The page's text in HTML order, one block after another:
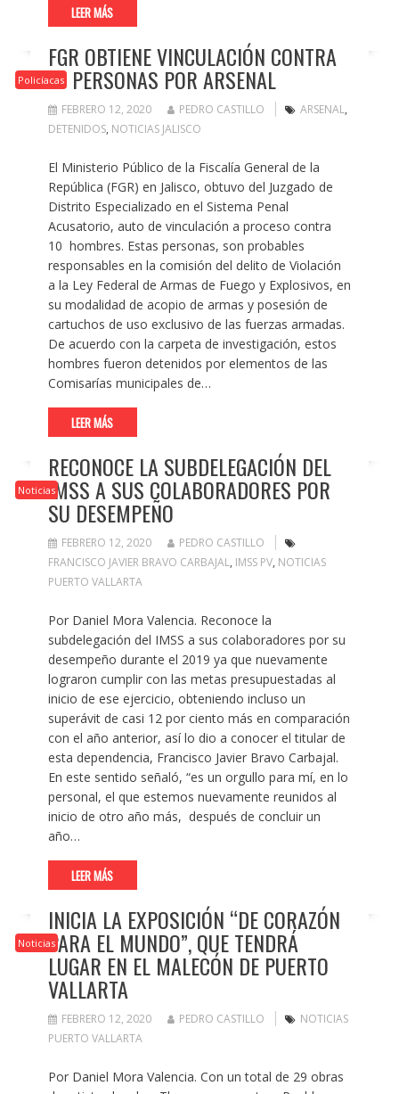
LEER MÁS
Policíacas
FGR OBTIENE VINCULACIÓN CONTRA
10 PERSONAS POR ARSENAL
FEBRERO 12, 2020 PEDRO CASTILLO ARSENAL,
DETENIDOS, NOTICIAS JALISCO
El Ministerio Público de la Fiscalía General de la
República (FGR) en Jalisco, obtuvo del Juzgado de
Distrito Especializado en el Sistema Penal
Acusatorio, auto de vinculación a proceso contra
10 hombres. Estas personas, son probables
responsables en la comisión del delito de Violación
a la Ley Federal de Armas de Fuego y Explosivos, en
su modalidad de acopio de armas y posesión de
cartuchos de uso exclusivo de las fuerzas armadas.
De acuerdo con la carpeta de investigación, estos
hombres fueron detenidos por elementos de las
Comisarías municipales de…
LEER MÁS
Noticias
RECONOCE LA SUBDELEGACIÓN DEL
IMSS A SUS COLABORADORES POR
SU DESEMPEÑO
FEBRERO 12, 2020
PEDRO CASTILLO
FRANCISCO JAVIER BRAVO CARBAJAL, IMSS PV, NOTICIAS
PUERTO VALLARTA
Por Daniel Mora Valencia. Reconoce la
subdelegación del IMSS a sus colaboradores por su
desempeño durante el 2019 ya que nuevamente
lograron cumplir con las metas presupuestadas al
inicio de ese ejercicio, obteniendo incluso un
superávit de casi 12 por ciento más en comparación
con el año anterior, así lo dio a conocer el titular de
esta dependencia, Francisco Javier Bravo Carbajal.
En este sentido señaló, “es un orgullo para mí, en lo
personal, el que estemos nuevamente reunidos al
inicio de otro año más, después de concluir un
año…
LEER MÁS
Noticias
INICIA LA EXPOSICIÓN “DE CORAZÓN
PARA EL MUNDO”, QUE TENDRÁ
LUGAR EN EL MALECÓN DE PUERTO
VALLARTA
FEBRERO 12, 2020 PEDRO CASTILLO
NOTICIAS
PUERTO VALLARTA
Por Daniel Mora Valencia. Con un total de 29 obras